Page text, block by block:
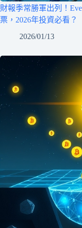
財報季常勝軍出列！
票，2026年投資必看？
2026/01/13